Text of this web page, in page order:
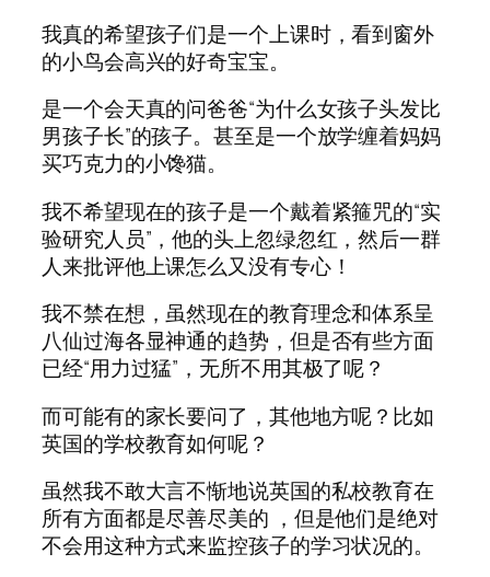
我真的希望孩子们是一个上课时，看到窗外
的小鸟会高兴的好奇宝宝。
是一个会天真的问爸爸“为什么女孩子头发比
男孩子长”的孩子。甚至是一个放学缠着妈妈
买巧克力的小馋猫。
我不希望现在的孩子是一个戴着紧箍咒的“实
验研究人员”，他的头上忽绿忽红，然后一群
人来批评他上课怎么又没有专心！
我不禁在想，虽然现在的教育理念和体系呈
八仙过海各显神通的趋势，但是否有些方面
已经“用力过猛”，无所不用其极了呢？
而可能有的家长要问了，其他地方呢？比如
英国的学校教育如何呢？
虽然我不敢大言不惭地说英国的私校教育在
所有方面都是尽善尽美的 ，但是他们是绝对
不会用这种方式来监控孩子的学习状况的。